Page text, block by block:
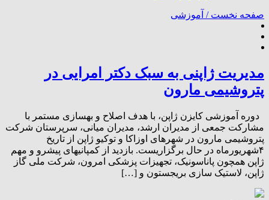
صفحه نخست / آموزشی
مدیریت ژاپنی به سبک دکتر امرایی در
پتروشیمی مارون
دوره آموزشی کایزن ژاپن، با هدف اصلاح و بهسازی مستمر با
مشارکت جمعی از مدیران ارشد، مدیران میانی، سرپرستان شرکت
پتروشیمی مارون در شهرهای اوزاکا و توکیو ژاپن از تاریخ
۴شهریورماه در حال برگزاریست. بازدید از ‌کمپانیهای پیشرو و مهم
ژاپن همچون پاناسونیک، تجهیزات پزشکی امرون، شرکت ملی گاز
ژاپن، لاستیک سازی بریجستون و […]